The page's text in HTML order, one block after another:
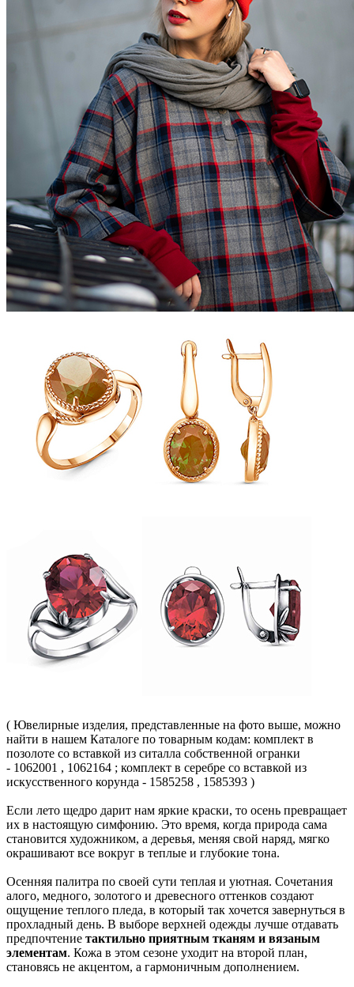
( Ювелирные изделия, представленные на фото выше, можно
найти в нашем Каталоге по товарным кодам: комплект в
позолоте со вставкой из ситалла собственной огранки
- 1062001 , 1062164 ; комплект в серебре со вставкой из
искусственного корунда - 1585258 , 1585393 )
Если лето щедро дарит нам яркие краски, то осень превращает
их в настоящую симфонию. Это время, когда природа сама
становится художником, а деревья, меняя свой наряд, мягко
окрашивают все вокруг в теплые и глубокие тона.
Осенняя палитра по своей сути теплая и уютная. Сочетания
алого, медного, золотого и древесного оттенков создают
ощущение теплого пледа, в который так хочется завернуться в
прохладный день. В выборе верхней одежды лучше отдавать
предпочтение тактильно приятным тканям и вязаным
элементам. Кожа в этом сезоне уходит на второй план,
становясь не акцентом, а гармоничным дополнением.